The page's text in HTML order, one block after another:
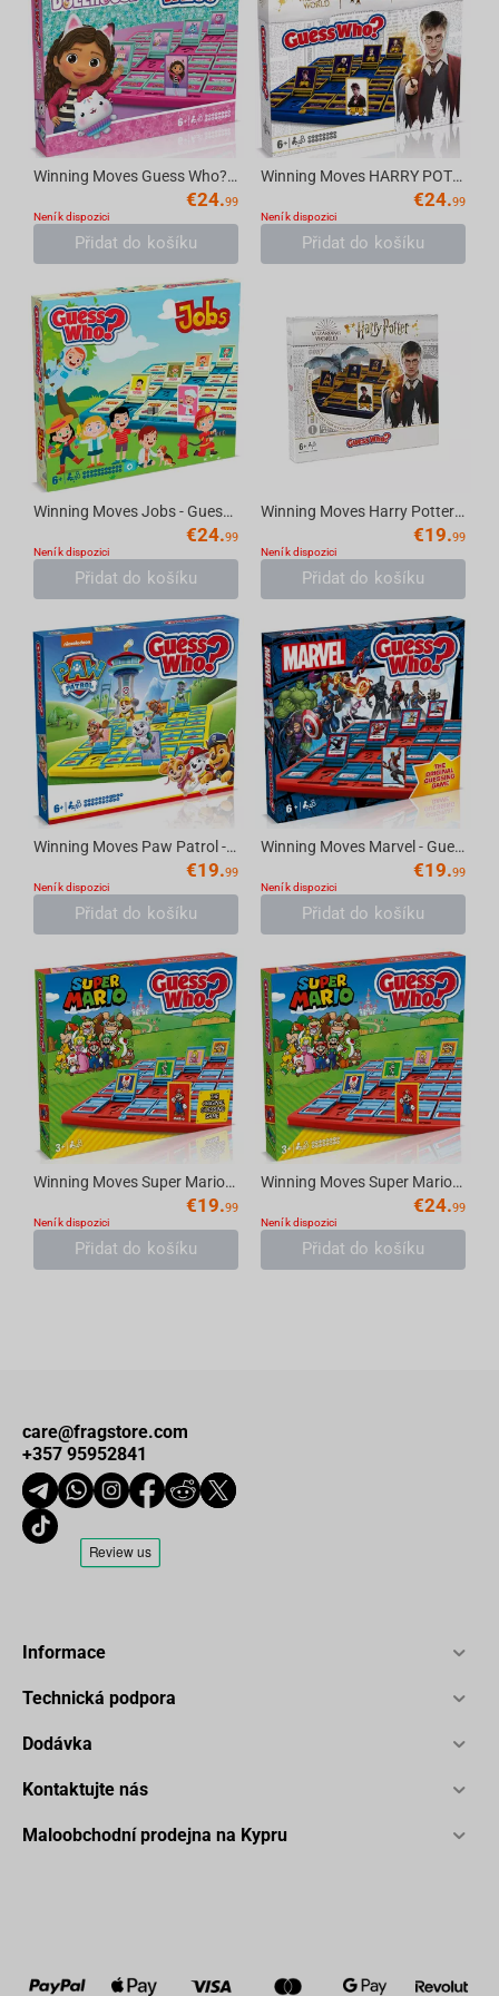
Winning Moves Guess Who? - Gabby's Dollhouse Multilingual Board Game
€24.99
Není k dispozici
Přidat do košíku
Winning Moves HARRY POTTER - Guess Who? Board Game Multillingual
€24.99
Není k dispozici
Přidat do košíku
Winning Moves Jobs - Guess Who? Board Game
€24.99
Není k dispozici
Přidat do košíku
Winning Moves Harry Potter - Guess Who? Board game
€19.99
Není k dispozici
Přidat do košíku
Winning Moves Paw Patrol - Guess Who? Multilingual
€19.99
Není k dispozici
Přidat do košíku
Winning Moves Marvel - Guess Who? English
€19.99
Není k dispozici
Přidat do košíku
Winning Moves Super Mario - Guess Who? English
€19.99
Není k dispozici
Přidat do košíku
Winning Moves Super Mario - Guess Who? Multilingual
€24.99
Není k dispozici
Přidat do košíku
care@fragstore.com
+357 95952841
Informace
Technická podpora
Dodávka
Kontaktujte nás
Maloobchodní prodejna na Kypru